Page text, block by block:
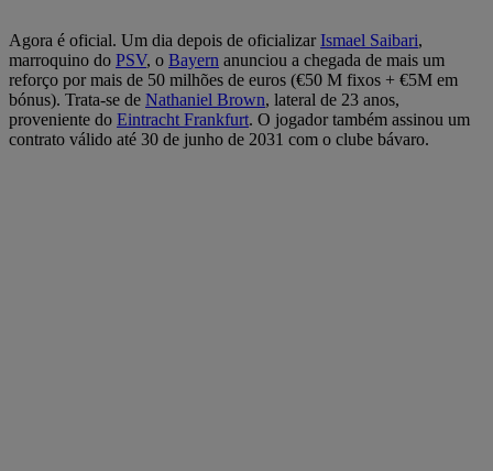
Agora é oficial. Um dia depois de oficializarIsmael Saibari,
marroquino do PSV, o Bayern anunciou a chegada de mais um
reforço por mais de 50 milhões de euros (€50 M fixos + €5M em
bónus). Trata-se de Nathaniel Brown, lateral de 23 anos,
proveniente do Eintracht Frankfurt. O jogador também assinou um
contrato válido até 30 de junho de 2031 com o clube bávaro.